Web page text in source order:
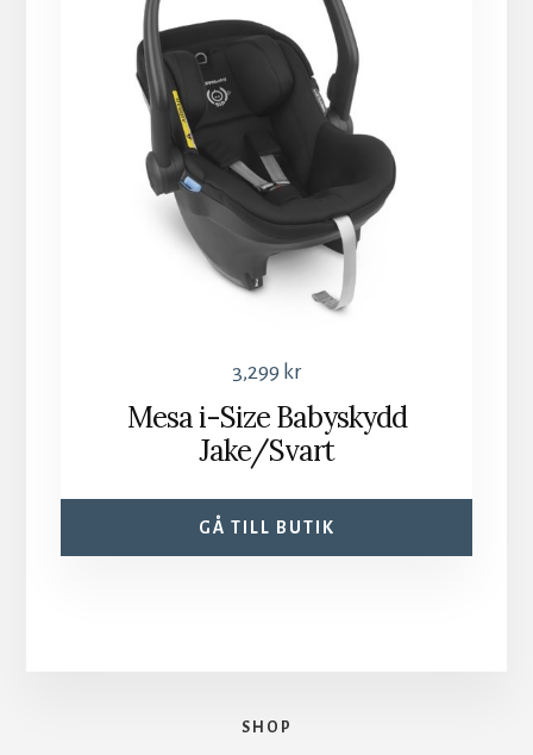
3,299 kr
Mesa i-Size Babyskydd
Jake/Svart
GÅ TILL BUTIK
SHOP